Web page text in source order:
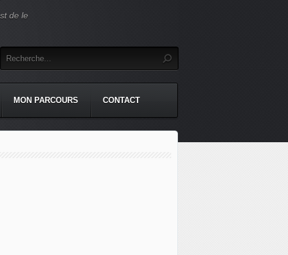
de le
MON PARCOURS CONTACT